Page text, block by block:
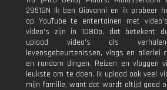
2951GN Ik ben Giovanni en ik probeer
op YouTube te entertainen met
video's zijn in 1080p, dat betekent
upload video's als
levensgebeurtenissen, vlogs en allerlei
en random dingen. Reizen en vloggen
leukste om te doen. Ik upload ook veel
mijn familie, want dat wordt altijd goed